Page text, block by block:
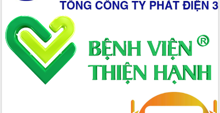
Ứng dụng sinh trắc học - Bước tiến
trong hành trình chuyển đổi số tại Đắk
Lắk
Đắk Lắk nâng cao hiệu quả công tác
Đảng từ Sổ tay đảng viên điện tử
Đắk Lắk đẩy mạnh nuôi biển công
nghệ, hướng tới phát triển thủy sản